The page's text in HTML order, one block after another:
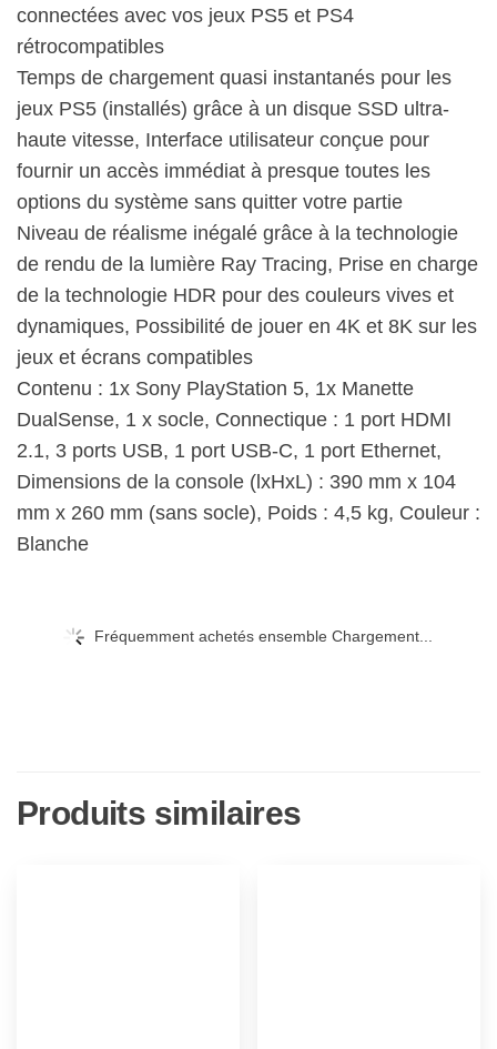
connectées avec vos jeux PS5 et PS4
rétrocompatibles
Temps de chargement quasi instantanés pour les
jeux PS5 (installés) grâce à un disque SSD ultra-
haute vitesse, Interface utilisateur conçue pour
fournir un accès immédiat à presque toutes les
options du système sans quitter votre partie
Niveau de réalisme inégalé grâce à la technologie
de rendu de la lumière Ray Tracing, Prise en charge
de la technologie HDR pour des couleurs vives et
dynamiques, Possibilité de jouer en 4K et 8K sur les
jeux et écrans compatibles
Contenu : 1x Sony PlayStation 5, 1x Manette
DualSense, 1 x socle, Connectique : 1 port HDMI
2.1, 3 ports USB, 1 port USB-C, 1 port Ethernet,
Dimensions de la console (lxHxL) : 390 mm x 104
mm x 260 mm (sans socle), Poids : 4,5 kg, Couleur :
Blanche
Fréquemment achetés ensemble Chargement...
Produits similaires